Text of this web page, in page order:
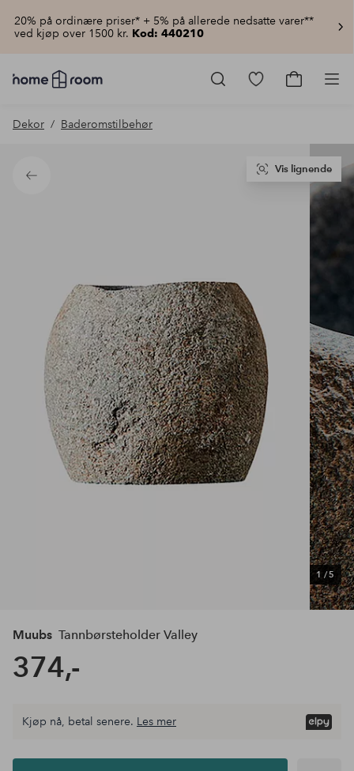
20% på ordinære priser* + 5% på allerede nedsatte varer**
ved kjøp over 1500 kr. Kod: 440210
Homeroom
–
hjemmet
pris
Gå
Gå
Dekor Baderomstilbehør
Tilbake
1 /5
Vis lignende
Muubs Tannbørsteholder Valley
374,-
Legg i
Kjøp nå, betal senere. Les mer